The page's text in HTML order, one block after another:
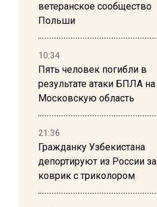
ветеранское сообщество
Польши
10:34
Пять человек погибли в
результате атаки БПЛА на
Московскую область
21:36
Гражданку Узбекистана
депортируют из России за
коврик с триколором